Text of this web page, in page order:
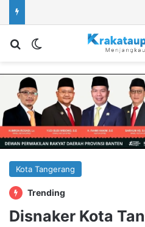
Cari berita...Switch skin
Kota Tangerang
Trending
Disnaker Kota